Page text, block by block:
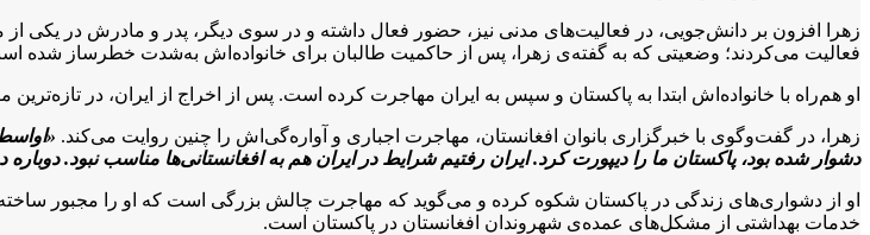
زهرا افزون بر دانش‌جویی، در فعالیت‌های مدنی نیز، حضور فعال داشته و در سوی دیگر، پدر و مادرش در یکی
فعالیت می‌کردند؛ وضعیتی که به گفته‌ی زهرا، پس از حاکمیت طالبان برای خانواده‌اش به‌شدت خطرساز شده
او هم‌راه با خانواده‌اش ابتدا به پاکستان و سپس به ایران مهاجرت کرده است. پس از اخراج از ایران، در
زهرا، در گفت‌وگوی با خبرگزاری بانوان افغانستان، مهاجرت اجباری و آواره‌گی‌اش را چنین روایت می‌کند.
دشوار شده بود، پاکستان ما را دیپورت کرد. ایران رفتیم شرایط در ایران هم به افغانستانی‌ها مناسب نبود. دوباره در سال ۲۰۲۴ هم‌راه با ویزا به
او از دشواری‌های زندگی در پاکستان شکوه کرده و می‌گوید که مهاجرت چالش بزرگی است که او را مجبور
خدمات بهداشتی از مشکل‌های عمده‌ی شهروندان افغانستان در پاکستان است.